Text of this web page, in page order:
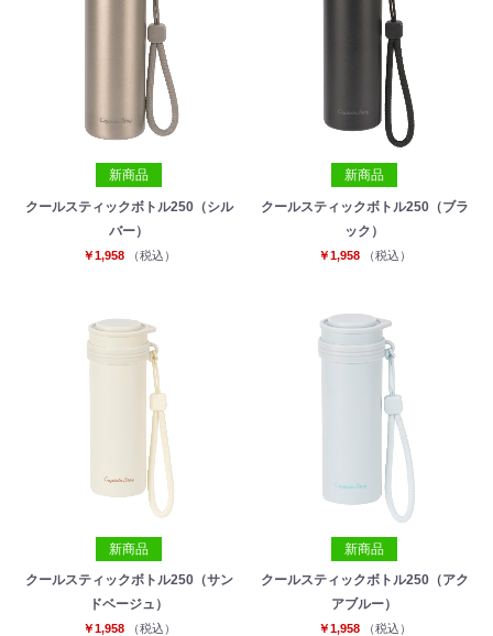
新商品
クールスティックボトル250（シル
バー）
￥1,958 （税込）
新商品
クールスティックボトル250（ブラ
ック）
￥1,958 （税込）
新商品
クールスティックボトル250（サン
ドベージュ）
￥1,958 （税込）
新商品
クールスティックボトル250（アク
アブルー）
￥1,958 （税込）